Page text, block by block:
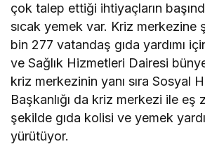
çok talep ettiği ihtiyaçların
sıcak yemek var. Kriz merkezine
bin 277 vatandaş gıda yardımı
ve Sağlık Hizmetleri Dairesi
kriz merkezinin yanı sıra Sosyal
Başkanlığı da kriz merkezi ile eş
şekilde gıda kolisi ve yemek
yürütüyor.